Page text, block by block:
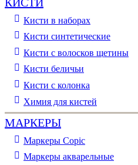
Кисти в наборах
Кисти синтетические
Кисти с волосков щетины
Кисти беличьи
Кисти с колонка
Химия для кистей
МАРКЕРЫ
Маркеры Copic
Маркеры акварельные